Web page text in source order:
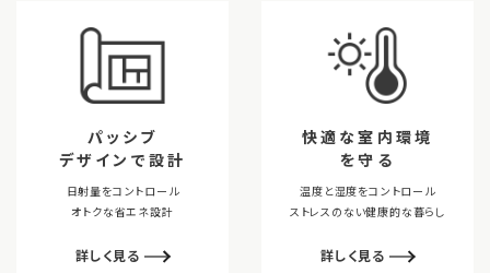
パッシブ
デザインで設計
日射量をコントロール
オトクな省エネ設計
詳しく見る
快適な室内環境
を守る
温度と湿度をコントロール
ストレスのない健康的な暮らし
詳しく見る